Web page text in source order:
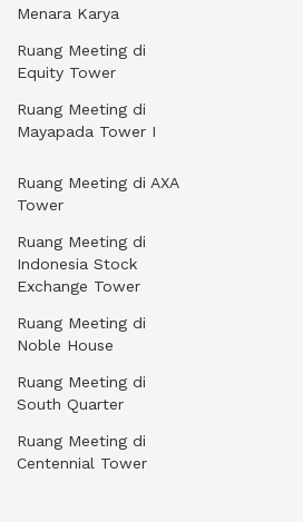
Menara Karya
Ruang Meeting di
Equity Tower
Ruang Meeting di
Mayapada Tower I
Ruang Meeting di AXA
Tower
Ruang Meeting di
Indonesia Stock
Exchange Tower
Ruang Meeting di
Noble House
Ruang Meeting di
South Quarter
Ruang Meeting di
Centennial Tower